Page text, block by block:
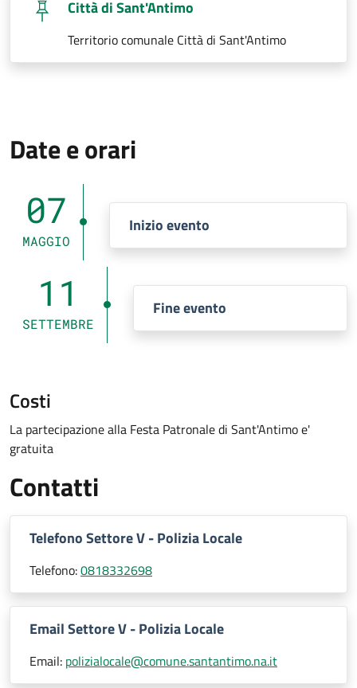
Città di Sant'Antimo
Territorio comunale Città di Sant'Antimo
Date e orari
07
MAGGIO
Inizio evento
11
SETTEMBRE
Fine evento
Costi
La partecipazione alla Festa Patronale di Sant'Antimo e'
gratuita
Contatti
Telefono Settore V - Polizia Locale
Telefono:0818332698
Email Settore V - Polizia Locale
Email: polizialocale@comune.santantimo.na.it